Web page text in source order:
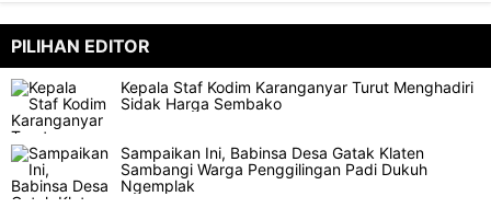
PILIHAN EDITOR
Kepala Staf Kodim Karanganyar Turut Menghadiri
Sidak Harga Sembako
Sampaikan Ini, Babinsa Desa Gatak Klaten
Sambangi Warga Penggilingan Padi Dukuh
Ngemplak